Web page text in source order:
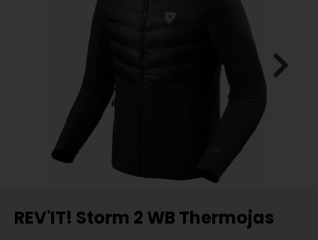
REV'IT! Storm 2 WB Thermojas